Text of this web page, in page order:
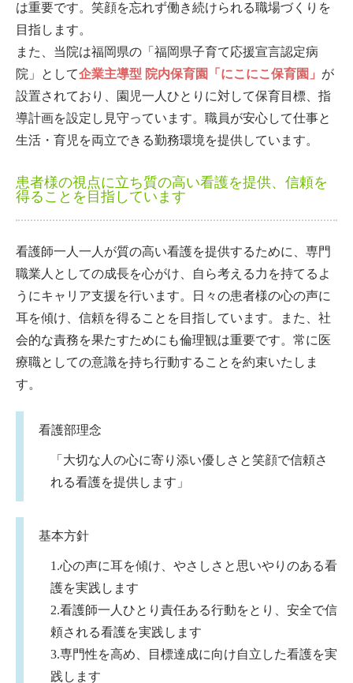
は重要です。笑顔を忘れず働き続けられる職場づくりを
目指します。
また、当院は福岡県の「福岡県子育て応援宣言認定病
院」として企業主導型 院内保育園「にこにこ保育園」 が
設置されており、園児一人ひとりに対して保育目標、指
導計画を設定し見守っています。職員が安心して仕事と
生活・育児を両立できる勤務環境を提供しています。
患者様の視点に立ち質の高い看護を提供、信頼を
得ることを目指しています
看護師一人一人が質の高い看護を提供するために、専門
職業人としての成長を心がけ、自ら考える力を持てるよ
うにキャリア支援を行います。日々の患者様の心の声に
耳を傾け、信頼を得ることを目指しています。
また、社
会的な責務を果たすためにも倫理観は重要です。常に医
療職としての意識を持ち行動することを約束いたしま
す。
看護部理念
「大切な人の心に寄り添い優しさと笑顔で信頼さ
れる看護を提供します」
基本方針
1.心の声に耳を傾け、やさしさと思いやりのある看
護を実践します
2.看護師一人ひとり責任ある行動をとり、安全で信
頼される看護を実践します
3.専門性を高め、目標達成に向け自立した看護を実
践します